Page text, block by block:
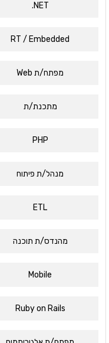
NET.
RT / Embedded
מפתח/ת Web
מתכנת/ת
PHP
מנהל/ת פיתוח
ETL
מהנדס/ת תוכנה
Mobile
Ruby on Rails